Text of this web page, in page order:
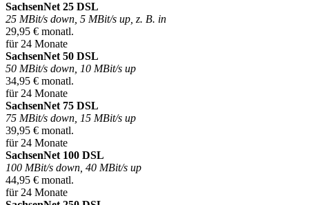
SachsenNet 25 DSL
25 MBit/s down, 5 MBit/s up, z. B. in
29,95 € monatl.
für 24 Monate
SachsenNet 50 DSL
50 MBit/s down, 10 MBit/s up
34,95 € monatl.
für 24 Monate
SachsenNet 75 DSL
75 MBit/s down, 15 MBit/s up
39,95 € monatl.
für 24 Monate
SachsenNet 100 DSL
100 MBit/s down, 40 MBit/s up
44,95 € monatl.
für 24 Monate